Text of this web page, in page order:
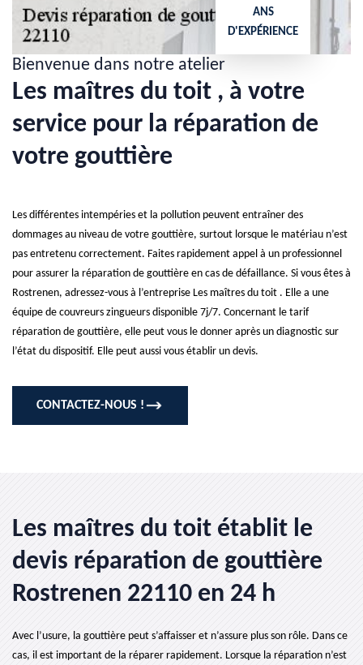
ANS
D'EXPÉRIENCE
Bienvenue dans notre atelier
Les maîtres du toit , à votre
service pour la réparation de
votre gouttière
Les différentes intempéries et la pollution peuvent entraîner des
dommages au niveau de votre gouttière, surtout lorsque le matériau n’est
pas entretenu correctement. Faites rapidement appel à un professionnel
pour assurer la réparation de gouttière en cas de défaillance. Si vous êtes à
Rostrenen, adressez-vous à l’entreprise Les maîtres du toit . Elle a une
équipe de couvreurs zingueurs disponible 7j/7. Concernant le tarif
réparation de gouttière, elle peut vous le donner après un diagnostic sur
l’état du dispositif. Elle peut aussi vous établir un devis.
CONTACTEZ-NOUS !
Les maîtres du toit établit le
devis réparation de gouttière
Rostrenen 22110 en 24 h
Avec l’usure, la gouttière peut s’affaisser et n’assure plus son rôle. Dans ce
cas, il est important de la réparer rapidement. Lorsque la réparation n’est